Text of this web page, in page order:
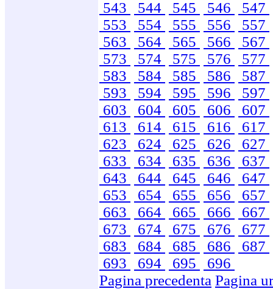
543
544 545 546
547
553
554 555 556
557
563
564 565 566
567
573
574 575 576
577
583
584 585 586
587
593
594 595 596
597
603
604 605 606
607
613
614 615 616
617
623
624 625 626
627
633
634 635 636
637
643
644 645 646
647
653
654 655 656
657
663
664 665 666
667
673
674 675 676
677
683
684 685 686
687
693
694 695
696
Pagina precedenta Pagina